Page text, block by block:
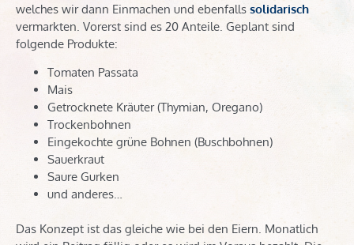
welches wir dann Einmachen und ebenfalls solidarisch
vermarkten. Vorerst sind es 20 Anteile. Geplant sind
folgende Produkte:
Tomaten Passata
Mais
Getrocknete Kräuter (Thymian, Oregano)
Trockenbohnen
Eingekochte grüne Bohnen (Buschbohnen)
Sauerkraut
Saure Gurken
und anderes…
Das Konzept ist das gleiche wie bei den Eiern. Monatlich